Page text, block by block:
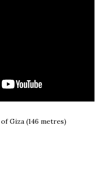
Giza (146 metres)